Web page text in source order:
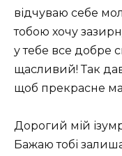
відчуваю себе
тобою хочу
у тебе все добре
щасливий! Так
щоб прекрасне
Дорогий мій
Бажаю тобі